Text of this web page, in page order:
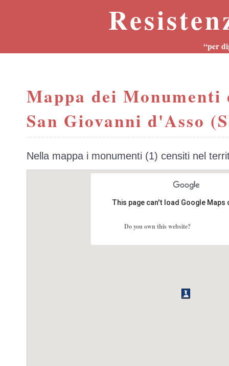
“per
Mappa dei Monumenti
San Giovanni d'Asso
Nella mappa i monumenti (1) censiti nel
This page can't load Google
Do you own this website?